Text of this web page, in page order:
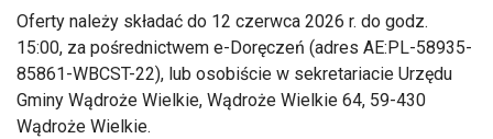
Oferty należy składać do 12 czerwca 2026 r. do godz.
15:00, za pośrednictwem e-Doręczeń (adres AE:PL-58935-
85861-WBCST-22), lub osobiście w sekretariacie Urzędu
Gminy Wądroże Wielkie, Wądroże Wielkie 64, 59-430
Wądroże Wielkie.